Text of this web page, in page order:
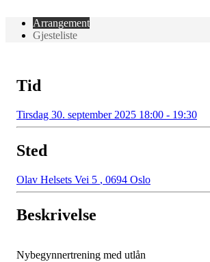
Arrangement
Gjesteliste
Tid
Tirsdag 30. september 2025 18:00 - 19:30
Sted
Olav Helsets Vei 5 , 0694 Oslo
Beskrivelse
Nybegynnertrening med utlån